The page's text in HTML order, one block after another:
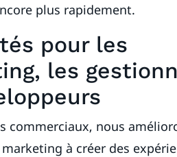
plus rapidement.
pour les
les
commerciaux, nous
à créer des